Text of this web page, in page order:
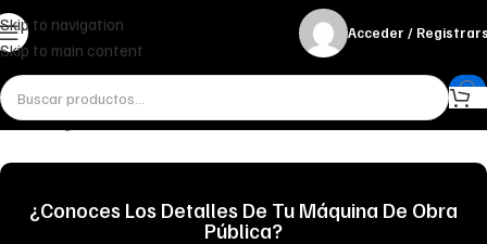
Skip to navigation
Skip to main content
Acceder /
InicioDesgastePunterosCónico
¿Conoces Los Detalles De Tu Máquina De Obra
Pública?